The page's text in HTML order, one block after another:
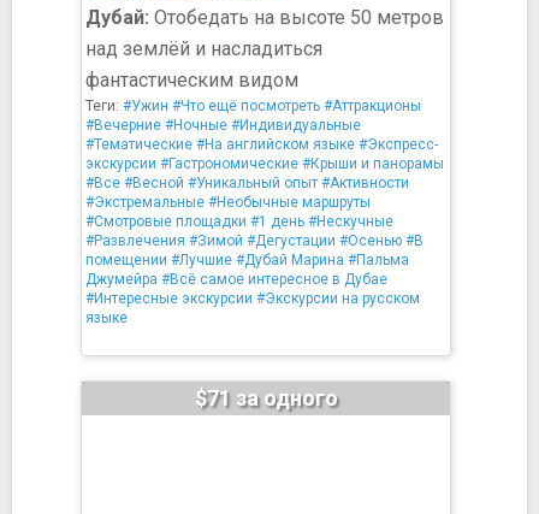
Дубай: Отобедать на высоте 50 метров
над землёй и насладиться
фантастическим видом
Теги: #Ужин #Что ещё посмотреть #Аттракционы
#Вечерние #Ночные #Индивидуальные
#Тематические #На английском языке #Экспресс-
экскурсии #Гастрономические #Крыши и панорамы
#Все #Весной #Уникальный опыт #Активности
#Экстремальные #Необычные маршруты
#Смотровые площадки #1 день #Нескучные
#Развлечения #Зимой #Дегустации #Осенью #В
помещении #Лучшие #Дубай Марина #Пальма
Джумейра #Всё самое интересное в Дубае
#Интересные экскурсии #Экскурсии на русском
языке
$71 за одного